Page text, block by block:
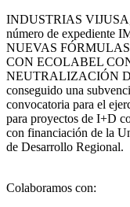
INDUSTRIAS VIJUSA,
número de expediente
NUEVAS
CON ECOLABEL
NEUTRALIZACIÓN
conseguido una
convocatoria para el
para proyectos de I+D
con financiación de la
de Desarrollo Regional.
Colaboramos con: